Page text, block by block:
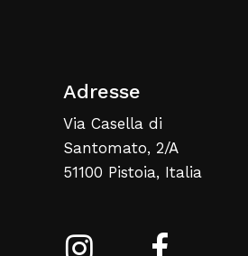
Adresse
Via Casella di
Santomato, 2/A
51100 Pistoia, Italia